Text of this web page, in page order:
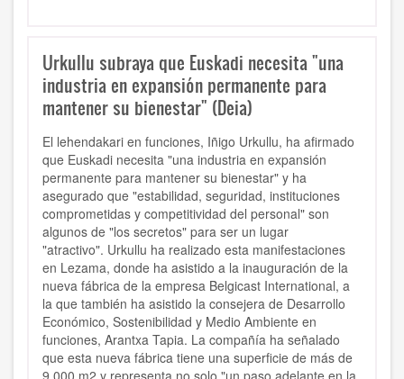
Urkullu subraya que Euskadi necesita "una
industria en expansión permanente para
mantener su bienestar" (Deia)
El lehendakari en funciones, Iñigo Urkullu, ha afirmado
que Euskadi necesita "una industria en expansión
permanente para mantener su bienestar" y ha
asegurado que "estabilidad, seguridad, instituciones
comprometidas y competitividad del personal" son
algunos de "los secretos" para ser un lugar
"atractivo". Urkullu ha realizado esta manifestaciones
en Lezama, donde ha asistido a la inauguración de la
nueva fábrica de la empresa Belgicast International, a
la que también ha asistido la consejera de Desarrollo
Económico, Sostenibilidad y Medio Ambiente en
funciones, Arantxa Tapia. La compañía ha señalado
que esta nueva fábrica tiene una superficie de más de